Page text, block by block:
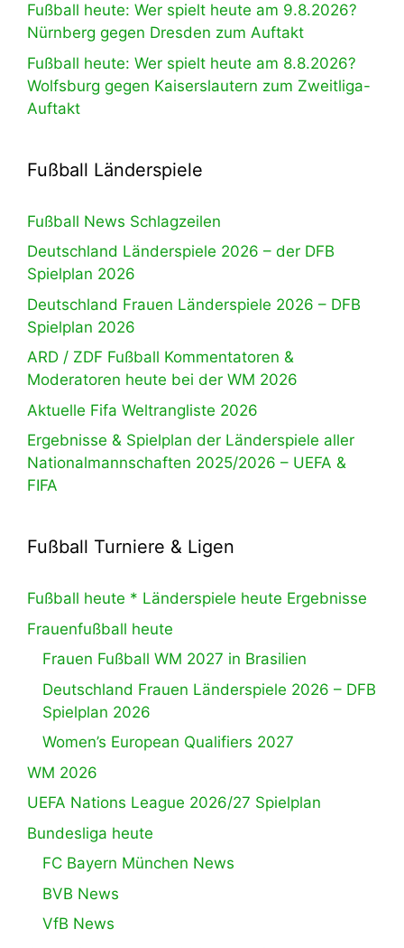
Fußball heute: Wer spielt heute am 9.8.2026?
Nürnberg gegen Dresden zum Auftakt
Fußball heute: Wer spielt heute am 8.8.2026?
Wolfsburg gegen Kaiserslautern zum Zweitliga-
Auftakt
Fußball Länderspiele
Fußball News Schlagzeilen
Deutschland Länderspiele 2026 – der DFB
Spielplan 2026
Deutschland Frauen Länderspiele 2026 – DFB
Spielplan 2026
ARD / ZDF Fußball Kommentatoren &
Moderatoren heute bei der WM 2026
Aktuelle Fifa Weltrangliste 2026
Ergebnisse & Spielplan der Länderspiele aller
Nationalmannschaften 2025/2026 – UEFA &
FIFA
Fußball Turniere & Ligen
Fußball heute * Länderspiele heute Ergebnisse
Frauenfußball heute
Frauen Fußball WM 2027 in Brasilien
Deutschland Frauen Länderspiele 2026 – DFB
Spielplan 2026
Women’s European Qualifiers 2027
WM 2026
UEFA Nations League 2026/27 Spielplan
Bundesliga heute
FC Bayern München News
BVB News
VfB News